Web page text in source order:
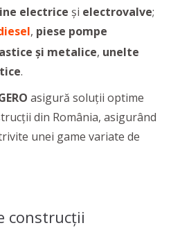
electrice și electrovalve;
, piese pompe
și metalice, unelte
.
asigură soluții optime
din România, asigurând
unei game variate de
construcții